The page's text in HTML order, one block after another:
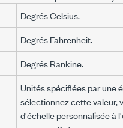
Degrés Celsius.
Degrés Fahrenheit.
Degrés Rankine.
Unités spécifiées par une
sélectionnez cette valeur,
d'échelle personnalisée à